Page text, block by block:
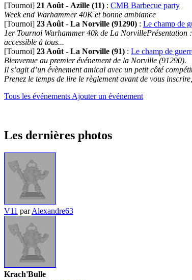
[Tournoi] 21 Août - Azille (11) : CMB Barbecue party
Week end Warhammer 40K et bonne ambiance
[Tournoi] 23 Août - La Norville (91290) : Le champ de
1er Tournoi Warhammer 40k de La NorvillePrésentation
accessible à tous...
[Tournoi] 23 Août - La Norville (91) : Le champ de
Bienvenue au premier événement de la Norville (91290).
Il s’agit d’un évènement amical avec un petit côté
Prenez le temps de lire le règlement avant de vous
Tous les événements Ajouter un événement
Les dernières photos
V11 parAlexandre63
Krach'Bulle